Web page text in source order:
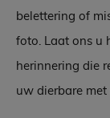
belettering of
foto. Laat ons u
herinnering die
uw dierbare